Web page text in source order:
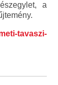
a
tavaszi-